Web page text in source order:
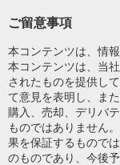
ご留意事項
本コンテンツは、情
本コンテンツは、当
されたものを提供し
て意見を表明し、ま
購入、売却、デリバ
ものではありません
果を保証するもので
のものであり、今後